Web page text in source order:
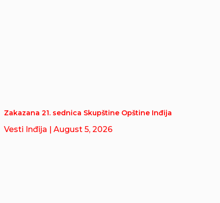
Zakazana 21. sednica Skupštine Opštine Inđija
Vesti Inđija | August 5, 2026